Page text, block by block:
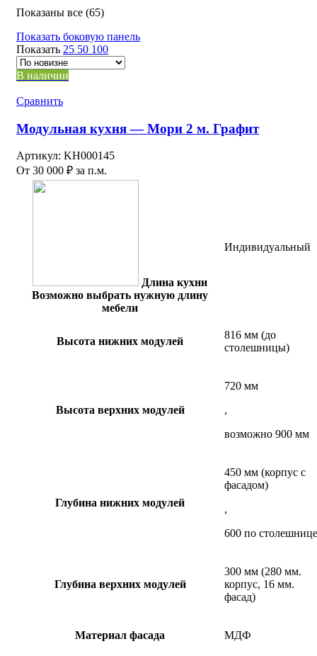
Показаны все (65)Сортировка:
недавние
Показать боковую панель
Показать 25 50 100
В наличии
Сравнить
Модульная кухня — Мори 2 м. Графит
Артикул: KH000145
От 30 000 ₽ за п.м.
Длина кухни
Возможно выбрать нужную длину
мебели
Индивидуальный
Высота нижних модулей
816 мм (до
столешницы)
Высота верхних модулей
720 мм
,
возможно 900 мм
Глубина нижних модулей
450 мм (корпус с
фасадом)
,
600 по столешнице
Глубина верхних модулей
300 мм (280 мм.
корпус, 16 мм.
фасад)
Материал фасада МДФ